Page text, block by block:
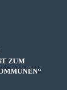
ZUM